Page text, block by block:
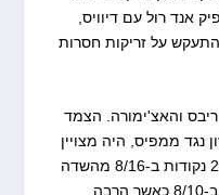
אנד רול עם דיוויס,
על זריקות חסרות
ריבס והאצ'ימורה. הצמד
הראשון נגד ממפיס, היה מצויין
גם במשחק הזה כאשר ריבס קולע 22 נקודות ב-8/16 מהשדה
ו-5 אסיסטים ורוי מוסיף 21 נקודות ב-8/10 כאשר הרבה